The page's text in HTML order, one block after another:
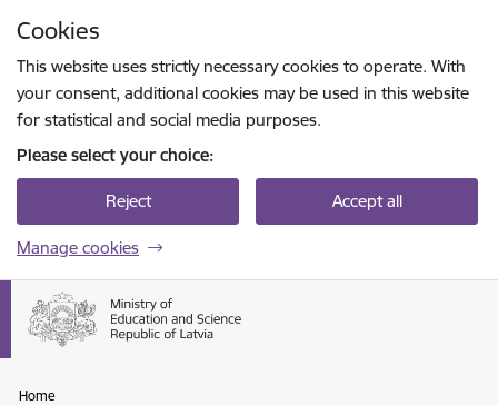
Cookies
This website uses strictly necessary cookies to operate. With
your consent, additional cookies may be used in this website
for statistical and social media purposes.
Please select your choice:
Reject Accept all
Manage cookies
Home